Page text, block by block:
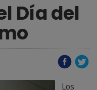
Día del
Los